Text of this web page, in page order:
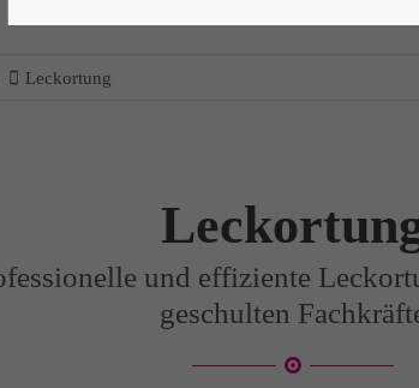
Leckortung
und effiziente
geschulten